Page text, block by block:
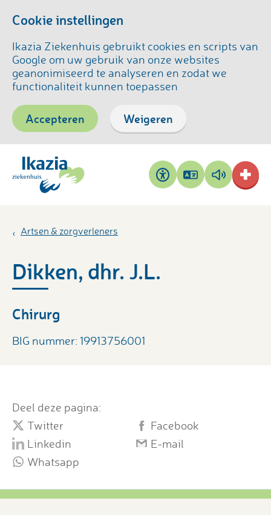
Cookie instellingen
Ikazia Ziekenhuis gebruikt cookies en scripts van
Google om uw gebruik van onze websites
geanonimiseerd te analyseren en zodat we
functionaliteit kunnen toepassen
Accepteren Weigeren
Toegankelijkheid
Pagina
vertalen
Pagina
voorlezen
Artsen & zorgverleners
Dikken, dhr. J.L.
Chirurg
BIG nummer: 19913756001
Deel deze pagina:
Twitter
Facebook
Linkedin
E-mail
Whatsapp